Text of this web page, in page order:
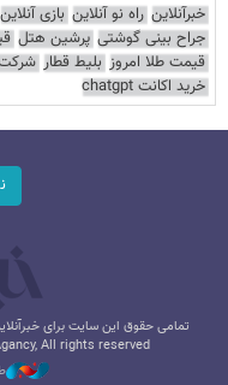
خبرآنلاین راه نو آنلاین بازی آنلاین
جراح بینی گوشتی پرشین هتل
قیمت طلا امروز بلیط قطار شرکت
خرید اکانت chatgpt
تمامی حقوق این سایت برای
All rights reserved